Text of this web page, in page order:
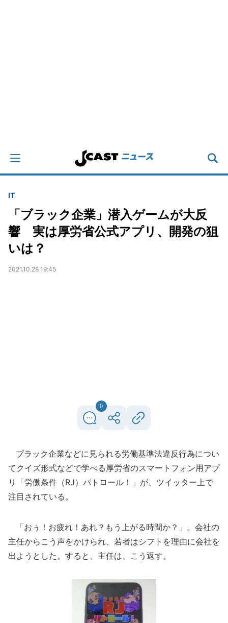
IT
「ブラック企業」潜入ゲームが大反
響 実は厚労省公式アプリ、開発の狙
いは？
2021.10.28 19:45
0
ブラック企業などに見られる労働基準法違反行為につい
てクイズ形式などで学べる厚労省のスマートフォン用アプ
リ「労働条件（RJ）パトロール！」が、ツイッター上で
注目されている。
「おぅ！お疲れ！あれ？もう上がる時間か？」。会社の
主任からこう声をかけられ、若者はシフトを理由に会社を
出ようとした。すると、主任は、こう返す。